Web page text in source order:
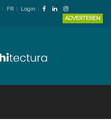
FR
Login
ADVERTEREN